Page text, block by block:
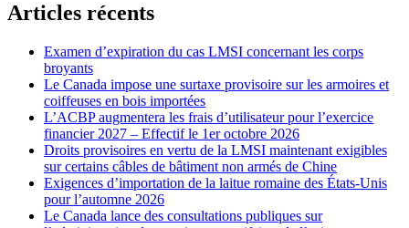
Articles récents
Examen d’expiration du cas LMSI concernant les corps
broyants
Le Canada impose une surtaxe provisoire sur les armoires et
coiffeuses en bois importées
L’ACBP augmentera les frais d’utilisateur pour l’exercice
financier 2027 – Effectif le 1er octobre 2026
Droits provisoires en vertu de la LMSI maintenant exigibles
sur certains câbles de bâtiment non armés de Chine
Exigences d’importation de la laitue romaine des États-Unis
pour l’automne 2026
Le Canada lance des consultations publiques sur